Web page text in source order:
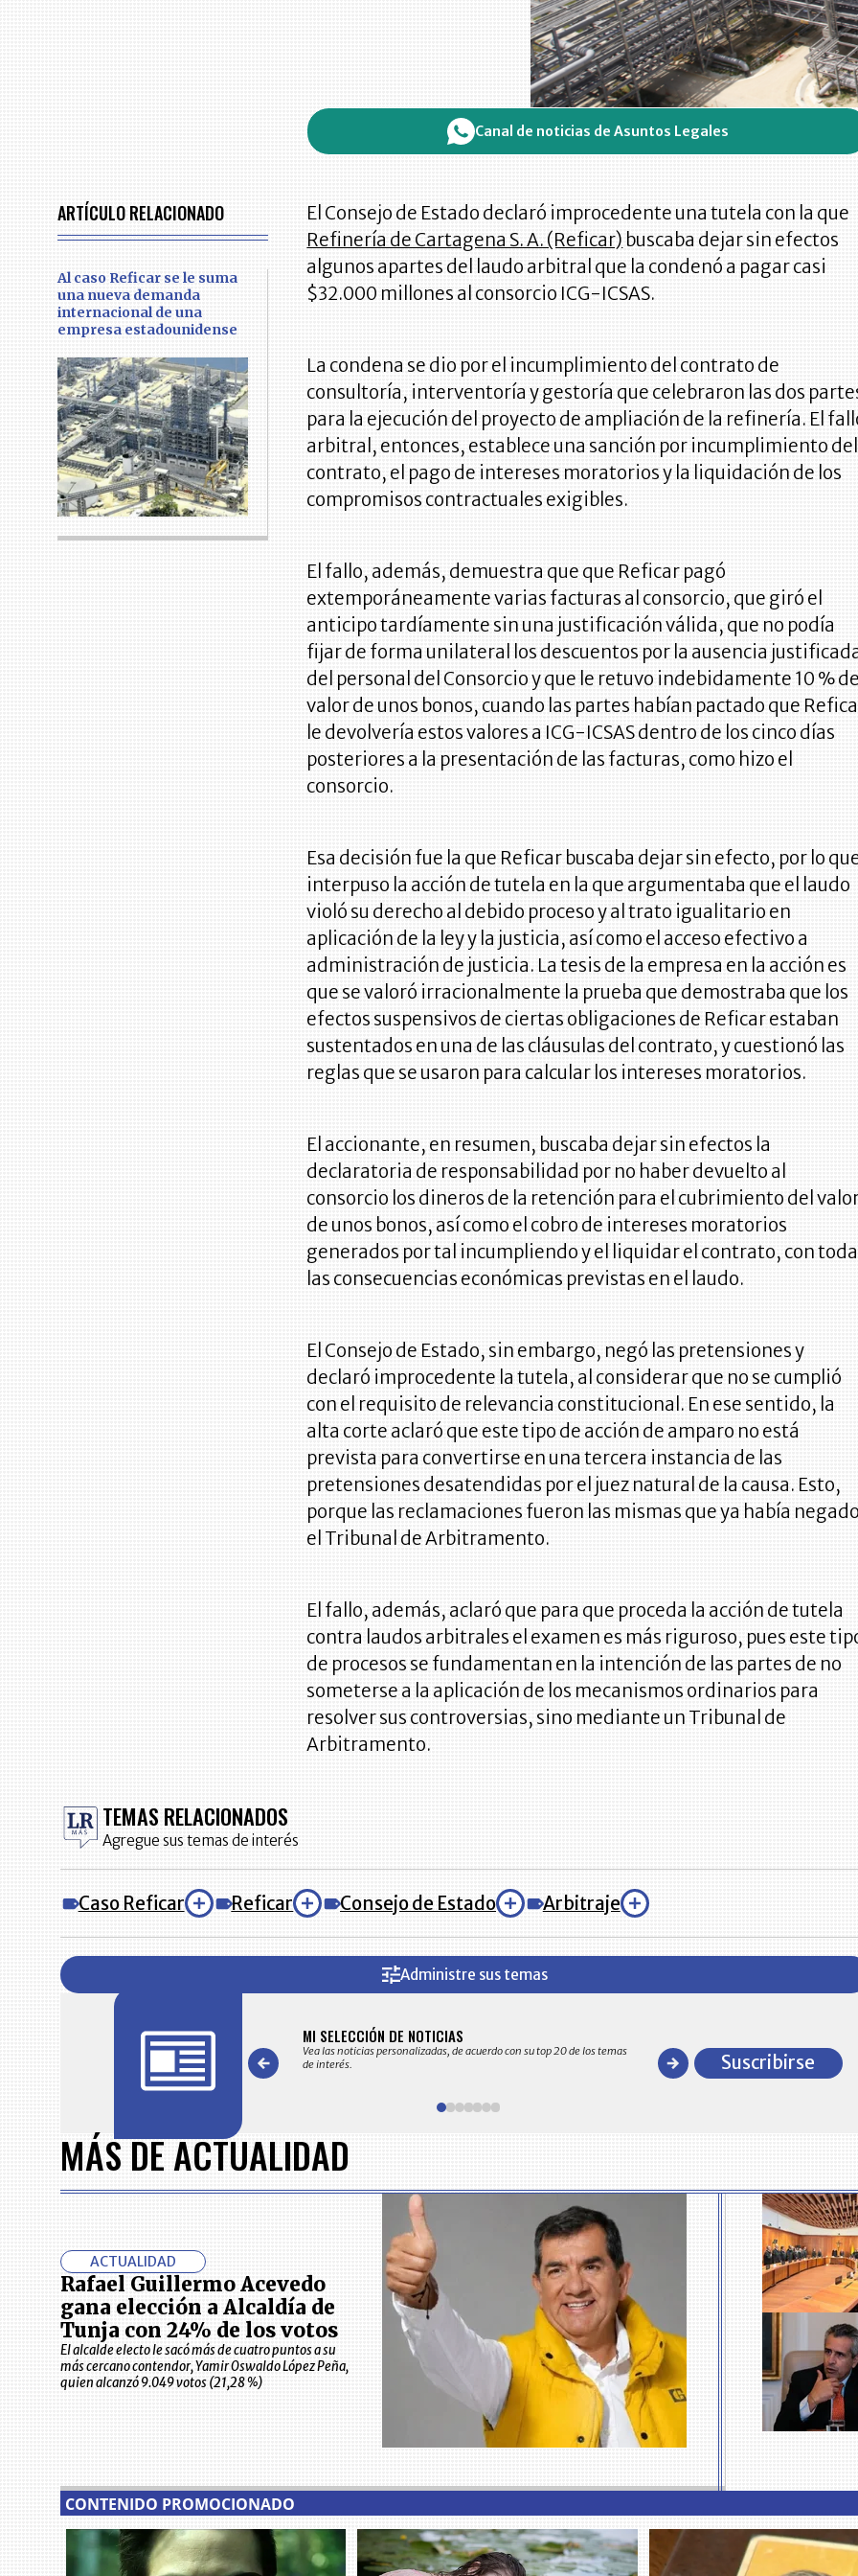
Canal de noticias de Asuntos Legales
ARTÍCULO RELACIONADO
Al caso Reficar se le suma
una nueva demanda
internacional de una
empresa estadounidense
El Consejo de Estado declaró improcedente una tutela con la que
Refinería de Cartagena S. A. (Reficar) buscaba dejar sin efectos
algunos apartes del laudo arbitral que la condenó a pagar casi
$32.000 millones al consorcio ICG-ICSAS.
La condena se dio por el incumplimiento del contrato de
consultoría, interventoría y gestoría que celebraron las dos
para la ejecución del proyecto de ampliación de la refinería. El
arbitral, entonces, establece una sanción por incumplimiento del
contrato, el pago de intereses moratorios y la liquidación de los
compromisos contractuales exigibles.
El fallo, además, demuestra que que Reficar pagó
extemporáneamente varias facturas al consorcio, que giró el
anticipo tardíamente sin una justificación válida, que no podía
fijar de forma unilateral los descuentos por la ausencia
del personal del Consorcio y que le retuvo indebidamente 10 %
valor de unos bonos, cuando las partes habían pactado que
le devolvería estos valores a ICG-ICSAS dentro de los cinco días
posteriores a la presentación de las facturas, como hizo el
consorcio.
Esa decisión fue la que Reficar buscaba dejar sin efecto, por lo
interpuso la acción de tutela en la que argumentaba que el laudo
violó su derecho al debido proceso y al trato igualitario en
aplicación de la ley y la justicia, así como el acceso efectivo a
administración de justicia. La tesis de la empresa en la acción es
que se valoró irracionalmente la prueba que demostraba que los
efectos suspensivos de ciertas obligaciones de Reficar estaban
sustentados en una de las cláusulas del contrato, y cuestionó las
reglas que se usaron para calcular los intereses moratorios.
El accionante, en resumen, buscaba dejar sin efectos la
declaratoria de responsabilidad por no haber devuelto al
consorcio los dineros de la retención para el cubrimiento del
de unos bonos, así como el cobro de intereses moratorios
generados por tal incumpliendo y el liquidar el contrato, con
las consecuencias económicas previstas en el laudo.
El Consejo de Estado, sin embargo, negó las pretensiones y
declaró improcedente la tutela, al considerar que no se cumplió
con el requisito de relevancia constitucional. En ese sentido, la
alta corte aclaró que este tipo de acción de amparo no está
prevista para convertirse en una tercera instancia de las
pretensiones desatendidas por el juez natural de la causa. Esto,
porque las reclamaciones fueron las mismas que ya había
el Tribunal de Arbitramento.
El fallo, además, aclaró que para que proceda la acción de tutela
contra laudos arbitrales el examen es más riguroso, pues este
de procesos se fundamentan en la intención de las partes de no
someterse a la aplicación de los mecanismos ordinarios para
resolver sus controversias, sino mediante un Tribunal de
Arbitramento.
TEMAS RELACIONADOS
Agregue sus temas de interés
Caso Reficar Reficar Consejo de Estado Arbitraje
Administre sus temas
en su correo electrónico las noticias seleccionadas por nuestro
MI SELECCIÓN DE NOTICIAS
Vea las noticias personalizadas, de acuerdo con su top 20 de los temas
de interés.
comportamiento general y detallado de las
en ventas en Colombia
of
7
Suscribirse
MÁS DE ACTUALIDAD
ACTUALIDAD
Rafael Guillermo Acevedo
gana elección a Alcaldía de
Tunja con 24% de los votos
El alcalde electo le sacó más de cuatro puntos a su
más cercano contendor, Yamir Oswaldo López Peña,
quien alcanzó 9.049 votos (21,28 %)